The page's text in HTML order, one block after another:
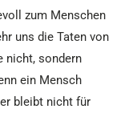
zum Menschen
uns die Taten von
nicht, sondern
ein Mensch
bleibt nicht für